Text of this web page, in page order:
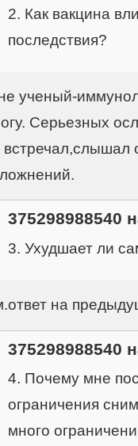
2. Как вакцина
последствия?
ученый-
Серьезных
встречал,слышал
375298988540
3. Ухудшает ли
на
375298988540
4. Почему мне
ограничения
много